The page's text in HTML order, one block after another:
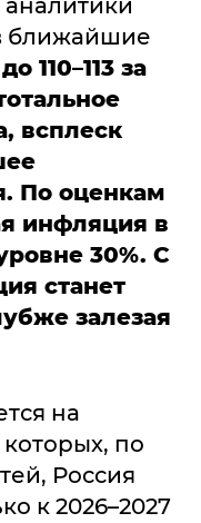
ближайшие
до 110–113 за
всплеск
По оценкам
инфляция в
30%. С
станет
залезая
на
по
Россия
к 2026–2027